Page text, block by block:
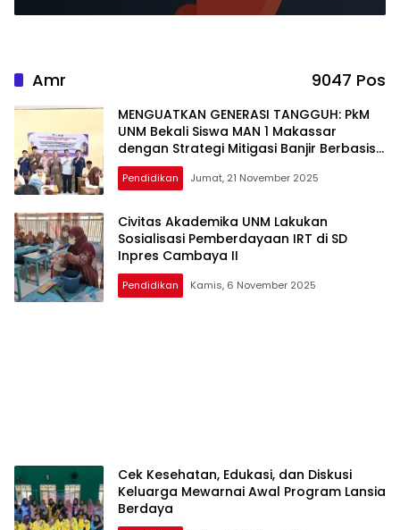
Amr 9047 Pos
MENGUATKAN GENERASI TANGGUH: PkM
UNM Bekali Siswa MAN 1 Makassar
dengan Strategi Mitigasi Banjir Berbasis
Komunitas
Pendidikan Jumat, 21 November 2025
Civitas Akademika UNM Lakukan
Sosialisasi Pemberdayaan IRT di SD
Inpres Cambaya II
Pendidikan Kamis, 6 November 2025
Cek Kesehatan, Edukasi, dan Diskusi
Keluarga Mewarnai Awal Program Lansia
Berdaya